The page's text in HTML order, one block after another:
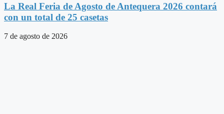
La Real Feria de Agosto de Antequera 2026 contará
con un total de 25 casetas
7 de agosto de 2026